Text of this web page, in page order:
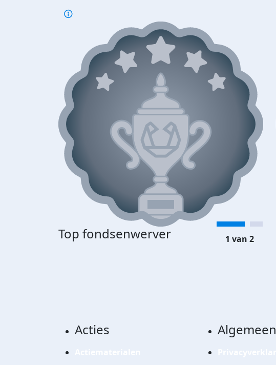
Top fondsenwerver 1 van 2
Acties Algemeen